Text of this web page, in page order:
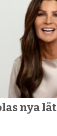
nya låt